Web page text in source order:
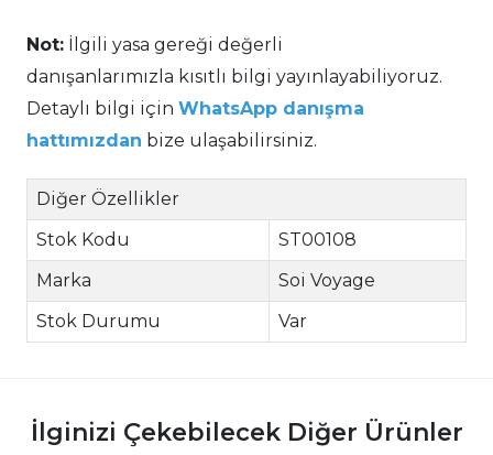
Not: İlgili yasa gereği değerli
danışanlarımızla kısıtlı bilgi yayınlayabiliyoruz.
Detaylı bilgi için WhatsApp danışma
hattımızdan bize ulaşabilirsiniz.
Diğer Özellikler
Stok Kodu
ST00108
Marka
Soi Voyage
Stok Durumu
Var
İlginizi Çekebilecek Diğer Ürünler